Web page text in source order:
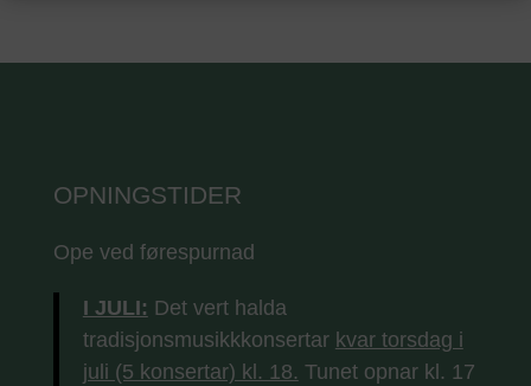
OPNINGSTIDER
Ope ved førespurnad
I JULI: Det vert halda
tradisjonsmusikkkonsertar kvar torsdag i
juli (5 konsertar) kl. 18. Tunet opnar kl. 17